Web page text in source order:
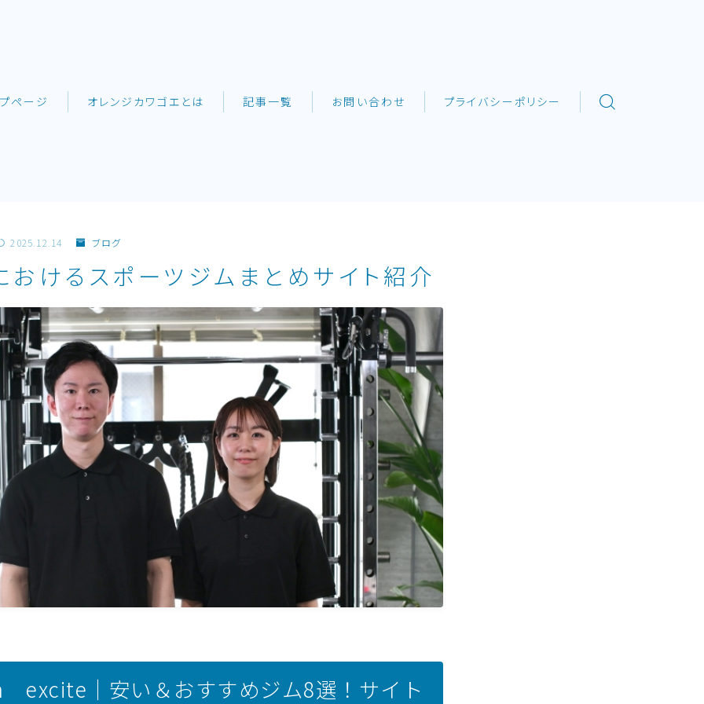
ページ オレンジカワゴエとは 記事一覧 お問い合わせ プライバシーポリシー
2025.12.14 ブログ
おけるスポーツジムまとめサイト紹介
excite｜安い＆おすすめジム8選！サイト